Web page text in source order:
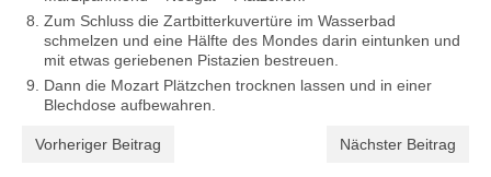
Zum Schluss die Zartbitterkuvertüre im Wasserbad
schmelzen und eine Hälfte des Mondes darin eintunken und
mit etwas geriebenen Pistazien bestreuen.
Dann die Mozart Plätzchen trocknen lassen und in einer
Blechdose aufbewahren.
Vorheriger Beitrag Nächster Beitrag